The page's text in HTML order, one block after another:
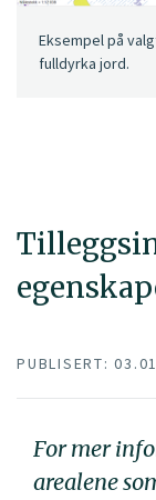
Eksempel på
fulldyrka jord.
PUBLISERT:
For mer
arealene